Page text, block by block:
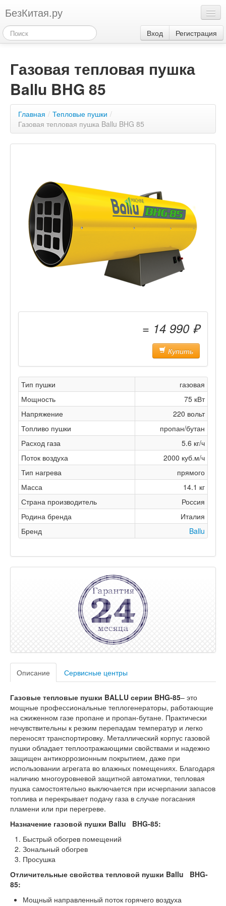
БезКитая.ру
Каталог
Контакты
Акции
3
Вход Регистрация
Газовая тепловая пушка
Ballu BHG 85
Главная / Тепловые пушки /
Газовая тепловая пушка Ballu BHG 85
= 14 990 ₽
Купить
Тип пушки
газовая
Мощность
75 кВт
Напряжение
220 вольт
Топливо пушки
пропан/бутан
Расход газа
5.6 кг/ч
Поток воздуха
2000 куб.м/ч
Тип нагрева
прямого
Масса
14.1 кг
Страна производитель
Россия
Родина бренда
Италия
Бренд
Ballu
Описание Сервисные центры
Газовые тепловые пушки BALLU серии BHG-85– это
мощные профессиональные теплогенераторы, работающие
на сжиженном газе пропане и пропан-бутане. Практически
нечувствительны к резким перепадам температур и легко
переносят транспортировку. Металлический корпус газовой
пушки обладает теплоотражающими свойствами и надежно
защищен антикоррозионным покрытием, даже при
использовании агрегата во влажных помещениях. Благодаря
наличию многоуровневой защитной автоматики, тепловая
пушка самостоятельно выключается при исчерпании запасов
топлива и перекрывает подачу газа в случае погасания
пламени или при перегреве.
Назначение газовой пушки Ballu BHG-85:
Быстрый обогрев помещений
Зональный обогрев
Просушка
Отличительные свойства тепловой пушки Ballu BHG-
85:
Мощный направленный поток горячего воздуха